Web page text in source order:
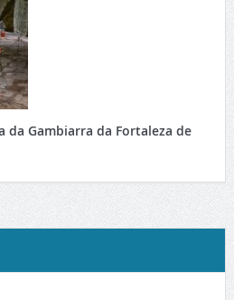
da Gambiarra da Fortaleza de